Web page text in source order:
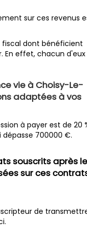
sur ces revenus
fiscal dont bénéficient
En effet, chacun d'eux
vie à Choisy-Le-
adaptées à vos
à payer est de 20
dépasse 700000 €.
souscrits après le
sur ces
de